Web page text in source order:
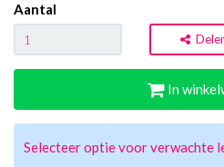
Aantal
In
Selecteer optie voor verwachte